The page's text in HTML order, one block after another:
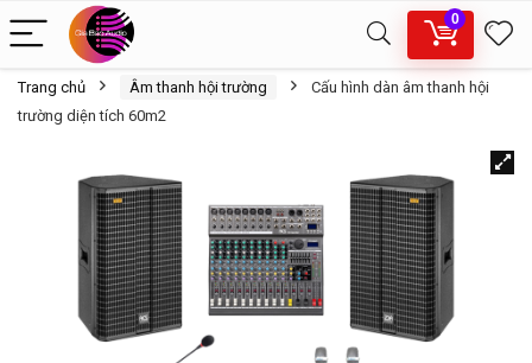
0
Trang chủ Âm thanh hội trường
Cấu hình dàn âm thanh hội
trường diện tích 60m2